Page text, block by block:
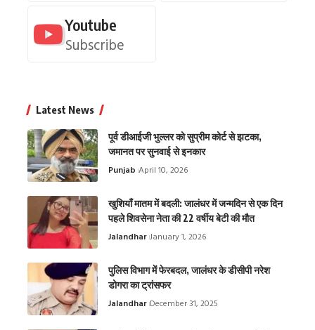
Youtube
Subscribe
Latest News
पूर्व डीआईजी भुल्लर को सुप्रीम कोर्ट से झटका,
जमानत पर सुनवाई से इनकार
Punjab April 10, 2026
खुशियाँ मातम में बदली: जालंधर में जन्मदिन से एक दिन
पहले शिवसेना नेता की 22 वर्षीय बेटी की मौत
Jalandhar January 1, 2026
पुलिस विभाग में फेरबदल, जालंधर के डीसीपी नरेश
डोगरा का ट्रांसफर
Jalandhar December 31, 2025